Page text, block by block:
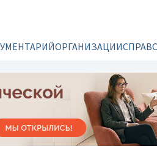
ОРГАНИЗАЦИИ